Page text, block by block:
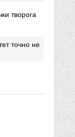
творога
точно не